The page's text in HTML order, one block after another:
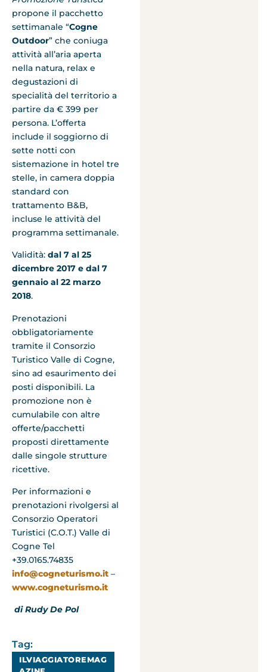
propone il pacchetto
settimanale “Cogne
Outdoor” che coniuga
attività all’aria aperta
nella natura, relax e
degustazioni di
specialità del territorio a
partire da € 399 per
persona. L’offerta
include il soggiorno di
sette notti con
sistemazione in hotel tre
stelle, in camera doppia
standard con
trattamento B&B,
incluse le attività del
programma settimanale.
Validità: dal 7 al 25
dicembre 2017 e dal 7
gennaio al 22 marzo
2018.
Prenotazioni
obbligatoriamente
tramite il Consorzio
Turistico Valle di Cogne,
sino ad esaurimento dei
posti disponibili. La
promozione non è
cumulabile con altre
offerte/pacchetti
proposti direttamente
dalle singole strutture
ricettive.
Per informazioni e
prenotazioni rivolgersi al
Consorzio Operatori
Turistici (C.O.T.) Valle di
Cogne Tel
+39.0165.74835
info@cogneturismo.it –
www.cogneturismo.it
di Rudy De Pol
Tag:
ILVIAGGIATOREMAG